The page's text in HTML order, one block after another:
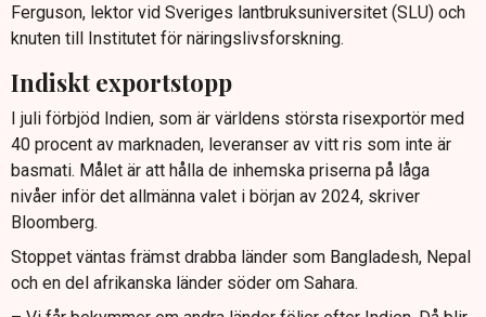
Ferguson, lektor vid Sveriges lantbruksuniversitet (SLU) och
knuten till Institutet för näringslivsforskning.
Indiskt exportstopp
I juli förbjöd Indien, som är världens största risexportör med
40 procent av marknaden, leveranser av vitt ris som inte är
basmati. Målet är att hålla de inhemska priserna på låga
nivåer inför det allmänna valet i början av 2024, skriver
Bloomberg.
Stoppet väntas främst drabba länder som Bangladesh, Nepal
och en del afrikanska länder söder om Sahara.